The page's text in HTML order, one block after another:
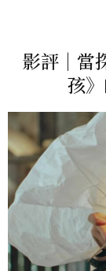
影評｜當
孩